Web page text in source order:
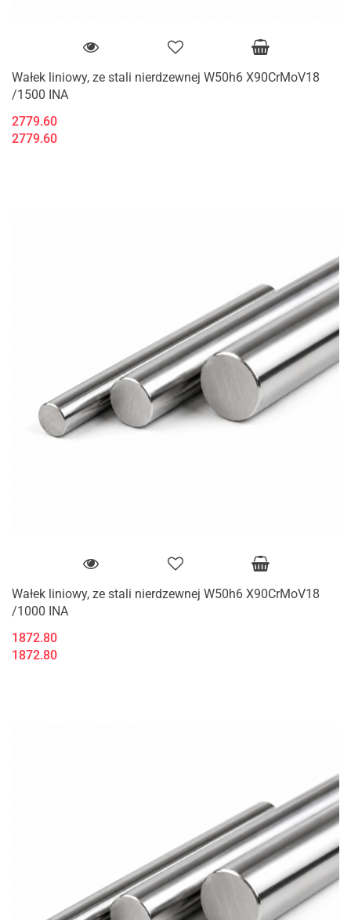
Wałek liniowy, ze stali nierdzewnej W50h6 X90CrMoV18
/1500 INA
2779.60
2779.60
Wałek liniowy, ze stali nierdzewnej W50h6 X90CrMoV18
/1000 INA
1872.80
1872.80